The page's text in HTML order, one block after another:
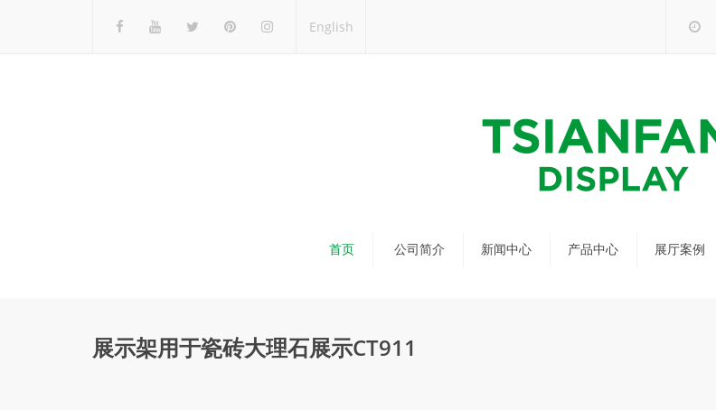
English
首页 公司简介 新闻中心 产品中心 展厅案例
展示架用于瓷砖大理石展示CT911